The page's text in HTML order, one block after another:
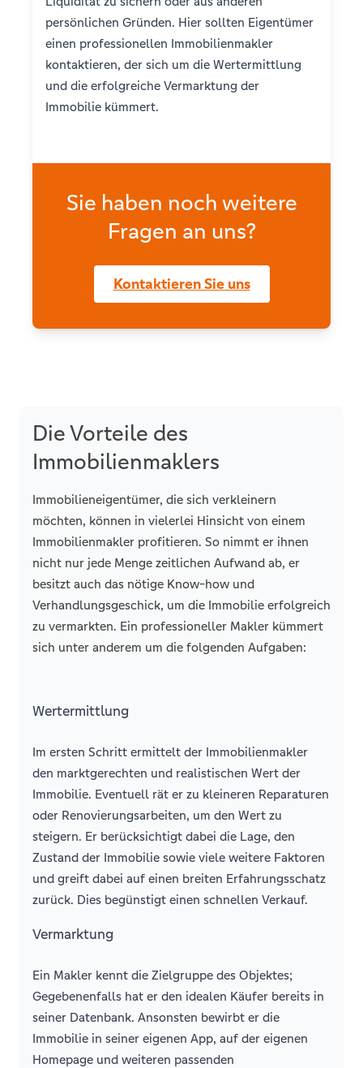
persönlichen Gründen. Hier sollten Eigentümer
einen professionellen Immobilienmakler
kontaktieren, der sich um die Wertermittlung
und die erfolgreiche Vermarktung der
Immobilie kümmert.
Sie haben noch weitere
Fragen an uns?
Kontaktieren Sie uns
Die Vorteile des
Immobilienmaklers
Immobilieneigentümer, die sich verkleinern
möchten, können in vielerlei Hinsicht von einem
Immobilienmakler profitieren. So nimmt er ihnen
nicht nur jede Menge zeitlichen Aufwand ab, er
besitzt auch das nötige Know-how und
Verhandlungsgeschick, um die Immobilie erfolgreich
zu vermarkten. Ein professioneller Makler kümmert
sich unter anderem um die folgenden Aufgaben:
Wertermittlung
Im ersten Schritt ermittelt der Immobilienmakler
den marktgerechten und realistischen Wert der
Immobilie. Eventuell rät er zu kleineren Reparaturen
oder Renovierungsarbeiten, um den Wert zu
steigern. Er berücksichtigt dabei die Lage, den
Zustand der Immobilie sowie viele weitere Faktoren
und greift dabei auf einen breiten Erfahrungsschatz
zurück. Dies begünstigt einen schnellen Verkauf.
Vermarktung
Ein Makler kennt die Zielgruppe des Objektes;
Gegebenenfalls hat er den idealen Käufer bereits in
seiner Datenbank. Ansonsten bewirbt er die
Immobilie in seiner eigenen App, auf der eigenen
Homepage und weiteren passenden